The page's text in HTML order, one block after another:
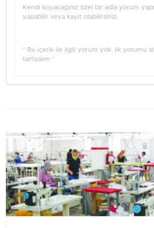
Kendi koyacağınız özel bir adla yorum
yapabilir veya kayıt olabilirsiniz.
* Bu içerik ile ilgili yorum yok, ilk yorumu
tartışalım *